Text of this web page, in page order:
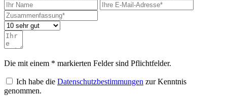
Die mit einem * markierten Felder sind Pflichtfelder.
Ich habe die Datenschutzbestimmungen zur Kenntnis
genommen.